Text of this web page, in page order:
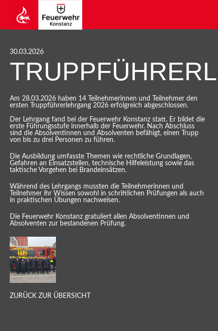
30.03.2026
Am 28.03.2026 haben 14 Teilnehmerinnen und Teilnehmer den
ersten Truppführerlehrgang 2026 erfolgreich abgeschlossen.
Der Lehrgang fand bei der Feuerwehr Konstanz statt. Er bildet die
erste Führungsstufe innerhalb der Feuerwehr. Nach Abschluss
sind die Absolventinnen und Absolventen befähigt, einen Trupp
von bis zu drei Personen zu führen.
Die Ausbildung umfasste Themen wie rechtliche Grundlagen,
Gefahren an Einsatzstellen, technische Hilfeleistung sowie das
taktische Vorgehen bei Brandeinsätzen.
Während des Lehrgangs mussten die Teilnehmerinnen und
Teilnehmer ihr Wissen sowohl in schriftlichen Prüfungen als auch
in praktischen Übungen nachweisen.
Die Feuerwehr Konstanz gratuliert allen Absolventinnen und
Absolventen zur bestandenen Prüfung.
ZURÜCK ZUR ÜBERSICHT